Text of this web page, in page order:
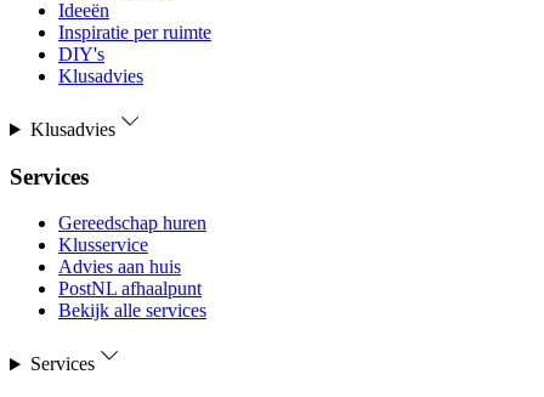
Ideeën
Inspiratie per ruimte
DIY's
Klusadvies
Klusadvies
Services
Gereedschap huren
Klusservice
Advies aan huis
PostNL afhaalpunt
Bekijk alle services
Services